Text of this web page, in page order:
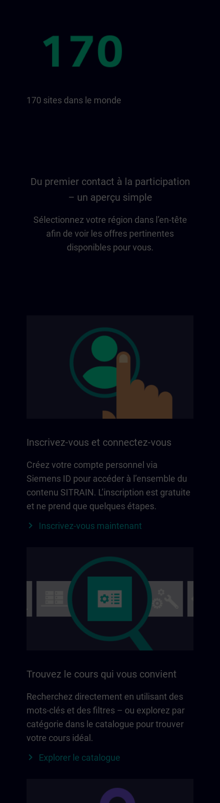
170 sites dans le monde
Du premier contact à la participation
– un aperçu simple
Sélectionnez votre région dans l’en-tête
afin de voir les offres pertinentes
disponibles pour vous.
Inscrivez-vous et connectez-vous
Créez votre compte personnel via
Siemens ID pour accéder à l’ensemble du
contenu SITRAIN. L’inscription est gratuite
et ne prend que quelques étapes.
Inscrivez-vous maintenant
Trouvez le cours qui vous convient
Recherchez directement en utilisant des
mots-clés et des filtres – ou explorez par
catégorie dans le catalogue pour trouver
votre cours idéal.
Explorer le catalogue